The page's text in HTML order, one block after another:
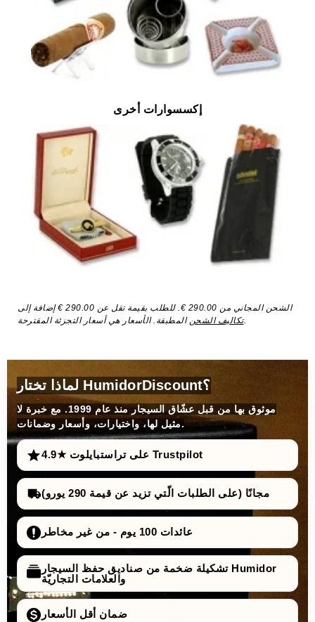
إكسسوارات أخرى
الشحن المجاني من 290.00 €. للطلب بقيمة تقل عن 290.00 € إضافة إلى
تكاليف الشحنالمطبقة. الأسعار هي أسعار التجزئة المقترحة.
لماذا تختار HumidorDiscount؟
موثوق بها من قبل عشّاق السيجار منذ عام 1999. مع خبرة لا
مثيل لها، واختيارات، وأسعار وضمانات.
4.9★ على تراستبايلوت Trustpilot
مجانًا (على الطلبات الّتي تزيد عن قيمة 290 يورو)
عائدات 100 يوم - من غير مخاطر
تشكيلة ضخمة من صناديق حفظ السيجار Humidor
والعلامات التجاريّة
ضمان أقل الأسعار